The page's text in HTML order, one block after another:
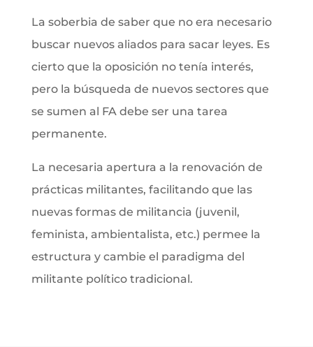
La soberbia de saber que no era necesario
buscar nuevos aliados para sacar leyes. Es
cierto que la oposición no tenía interés,
pero la búsqueda de nuevos sectores que
se sumen al FA debe ser una tarea
permanente.
La necesaria apertura a la renovación de
prácticas militantes, facilitando que las
nuevas formas de militancia (juvenil,
feminista, ambientalista, etc.) permee la
estructura y cambie el paradigma del
militante político tradicional.